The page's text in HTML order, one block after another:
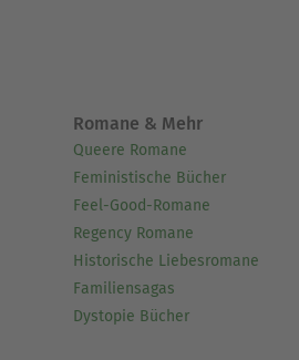
Romane & Mehr
Queere Romane
Feministische Bücher
Feel-Good-Romane
Regency Romane
Historische Liebesromane
Familiensagas
Dystopie Bücher